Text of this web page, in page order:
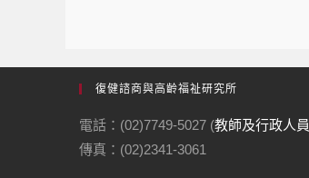
復健諮商與高齡福祉研究所
電話：(02)7749-5027 (教師及行政人員
傳真：(02)2341-3061